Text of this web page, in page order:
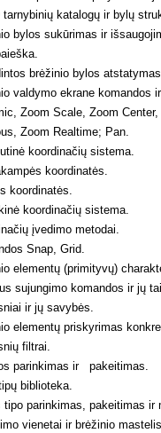
tarnybinių katalogų ir bylų
bylos sukūrimas ir
brėžinio bylos
valdymo ekrane komandos
Zoom Scale, Zoom
Zoom Realtime; Pan.
koordinačių sistema.
koordinatės.
koordinatės.
koordinačių sistema.
įvedimo metodai.
Snap, Grid.
elementų (primityvų)
sujungimo komandos ir jų
ir jų savybės.
elementų priskyrimas
filtrai.
parinkimas ir pakeitimas.
biblioteka.
tipo parinkimas, pakeitimas ir
vienetai ir brėžinio